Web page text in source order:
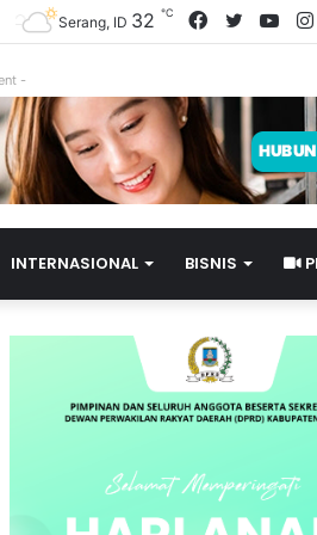
Twitter
Facebook
Serang, ID 32 ℃
-
INTERNASIONAL BISNIS